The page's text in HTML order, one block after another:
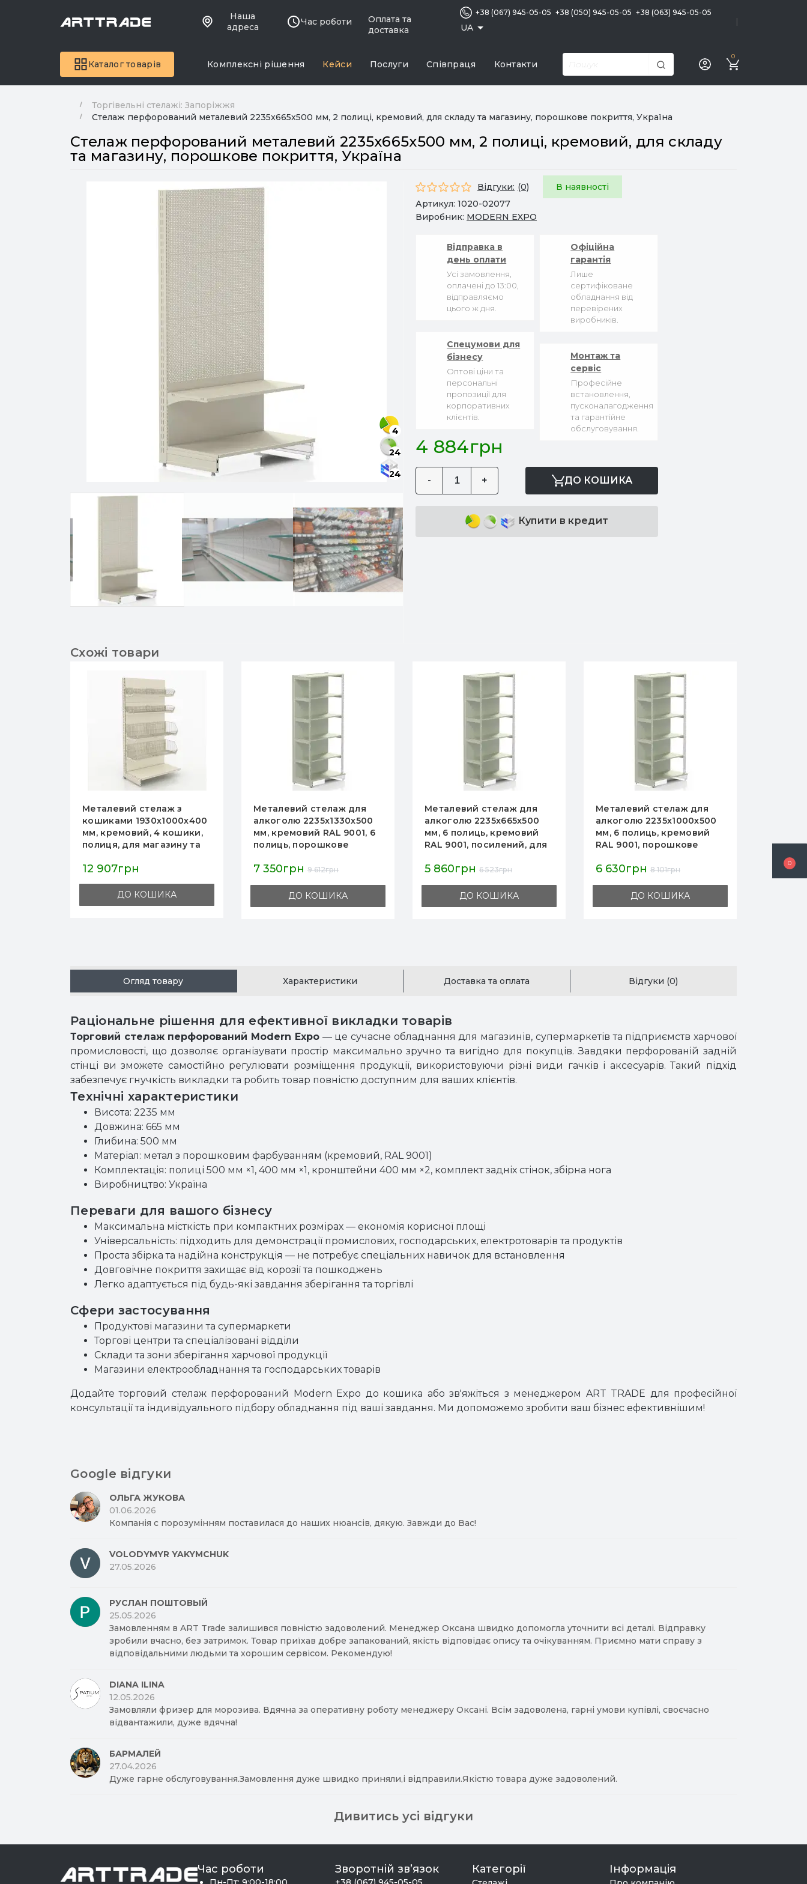
0
Наша
адреса
Час роботи
Оплата та
доставка
UA
+38 (067) 945-05-05 +38 (050) 945-05-05 +38 (063) 945-05-05
Каталог товарів Комплексні рішення Кейси Послуги Співпраця Контакти
0
Торгівельні стелажі: Запоріжжя
Стелаж перфорований металевий 2235x665x500 мм, 2 полиці, кремовий, для складу та магазину, порошкове покриття, Україна
Стелаж перфорований металевий 2235x665x500 мм, 2 полиці, кремовий, для складу
та магазину, порошкове покриття, Україна
4
24
24
Відгуки: (0)
В наявності
Артикул: 1020-02077
Виробник: MODERN EXPO
Відправка в
день оплати
Усі замовлення,
оплачені до 13:00,
відправляємо
цього ж дня.
Офіційна
гарантія
Лише
сертифіковане
обладнання від
перевірених
виробників.
Спецумови для
бізнесу
Оптові ціни та
персональні
пропозиції для
корпоративних
клієнтів.
Монтаж та
сервіс
Професійне
встановлення,
пусконалагодження
та гарантійне
обслуговування.
4 884грн
- + ДО КОШИКА
Купити в кредит
Схожі товари
Металевий стелаж з
кошиками 1930х1000х400
мм, кремовий, 4 кошики,
полиця, для магазину та
12 907грн
ДО КОШИКА
Металевий стелаж для
алкоголю 2235x1330x500
мм, кремовий RAL 9001, 6
полиць, порошкове
та складу, Україна
7 350грн 9 612грн
ДО КОШИКА
Металевий стелаж для
алкоголю 2235x665x500
мм, 6 полиць, кремовий
RAL 9001, посилений, для
ресторанів, Україна
5 860грн 6 523грн
ДО КОШИКА
Металевий стелаж для
алкоголю 2235х1000х500
мм, 6 полиць, кремовий
RAL 9001, порошкове
магазинів та харчової
6 630грн 8 101грн
ДО КОШИКА
складу
22
Огляд товару Характеристики Доставка та оплата Відгуки (0)
Раціональне рішення для ефективної викладки товарів
Торговий стелаж перфорований Modern Expo— це сучасне обладнання для магазинів, супермаркетів та підприємств харчової
промисловості, що дозволяє організувати простір максимально зручно та вигідно для покупців. Завдяки перфорованій задній
стінці ви зможете самостійно регулювати розміщення продукції, використовуючи різні види гачків і аксесуарів. Такий підхід
забезпечує гнучкість викладки та робить товар повністю доступним для ваших клієнтів.
Технічні характеристики
Висота: 2235 мм
Довжина: 665 мм
Глибина: 500 мм
Матеріал: метал з порошковим фарбуванням (кремовий, RAL 9001)
Комплектація: полиці 500 мм ×1, 400 мм ×1, кронштейни 400 мм ×2, комплект задніх стінок, збірна нога
Виробництво: Україна
Переваги для вашого бізнесу
Максимальна місткість при компактних розмірах — економія корисної площі
Універсальність: підходить для демонстрації промислових, господарських, електротоварів та продуктів
Проста збірка та надійна конструкція — не потребує спеціальних навичок для встановлення
Довговічне покриття захищає від корозії та пошкоджень
Легко адаптується під будь-які завдання зберігання та торгівлі
Сфери застосування
Продуктові магазини та супермаркети
Торгові центри та спеціалізовані відділи
Склади та зони зберігання харчової продукції
Магазини електрообладнання та господарських товарів
Додайте торговий стелаж перфорований Modern Expo до кошика або зв'яжіться з менеджером ART TRADE для професійної
консультації та індивідуального підбору обладнання під ваші завдання. Ми допоможемо зробити ваш бізнес ефективнішим!
Google відгуки
ОЛЬГА ЖУКОВА
01.06.2026
Компанія с порозумінням поставилася до наших нюансів, дякую. Завжди до Вас!
VOLODYMYR YAKYMCHUK
27.05.2026
РУСЛАН ПОШТОВЫЙ
25.05.2026
Замовленням в ART Trade залишився повністю задоволений. Менеджер Оксана швидко допомогла уточнити всі деталі. Відправку
зробили вчасно, без затримок. Товар приїхав добре запакований, якість відповідає опису та очікуванням. Приємно мати справу з
відповідальними людьми та хорошим сервісом. Рекомендую!
DIANA ILINA
12.05.2026
Замовляли фризер для морозива. Вдячна за оперативну роботу менеджеру Оксані. Всім задоволена, гарні умови купівлі, своєчасно
відвантажили, дуже вдячна!
БАРМАЛЕЙ
27.04.2026
Дуже гарне обслуговування.Замовлення дуже швидко приняли,і відправили.Якістю товара дуже задоволений.
Дивитись усі відгуки
Час роботи Зворотній зв’язок Категорії Інформація